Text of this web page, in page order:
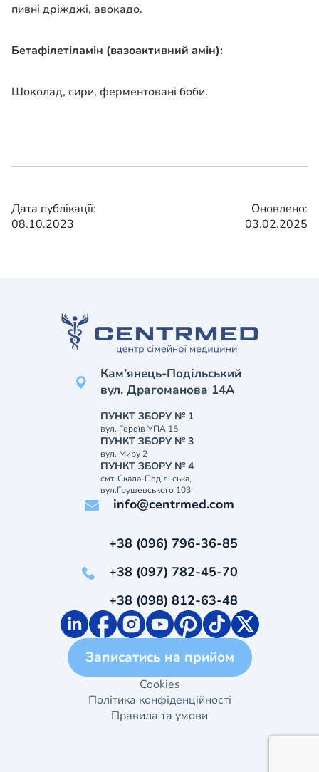
пивні дріжджі, авокадо.
Бетафілетіламін (вазоактивний амін):
Шоколад, сири, ферментовані боби.
Дата публікації:
08.10.2023
Оновлено:
03.02.2025
Кам’янець-Подільський
вул. Драгоманова 14А
ПУНКТ ЗБОРУ № 1
вул. Героїв УПА 15
ПУНКТ ЗБОРУ № 3
вул. Миру 2
ПУНКТ ЗБОРУ № 4
смт. Скала-Подільська,
вул.Грушевського 103
info@centrmed.com
+38 (096) 796-36-85
+38 (097) 782-45-70
+38 (098) 812-63-48
Записатись на прийом
Cookies
Політика конфіденційності
Правила та умови